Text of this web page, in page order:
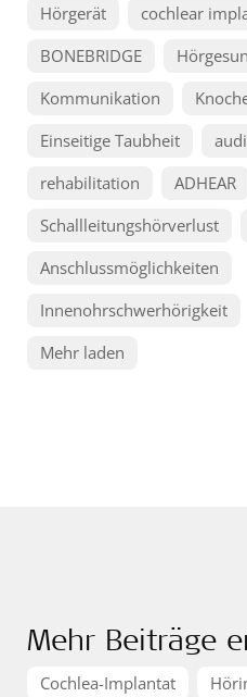
Hörgerät
cochlear
BONEBRIDGE
Kommunikation
Einseitige Taubheit
rehabilitation
ADHEAR
Schallleitungshörverlust
Anschlussmöglichkeiten
Innenohrschwerhörigkeit
Mehr laden
Mehr Beiträge
Cochlea-Implantat